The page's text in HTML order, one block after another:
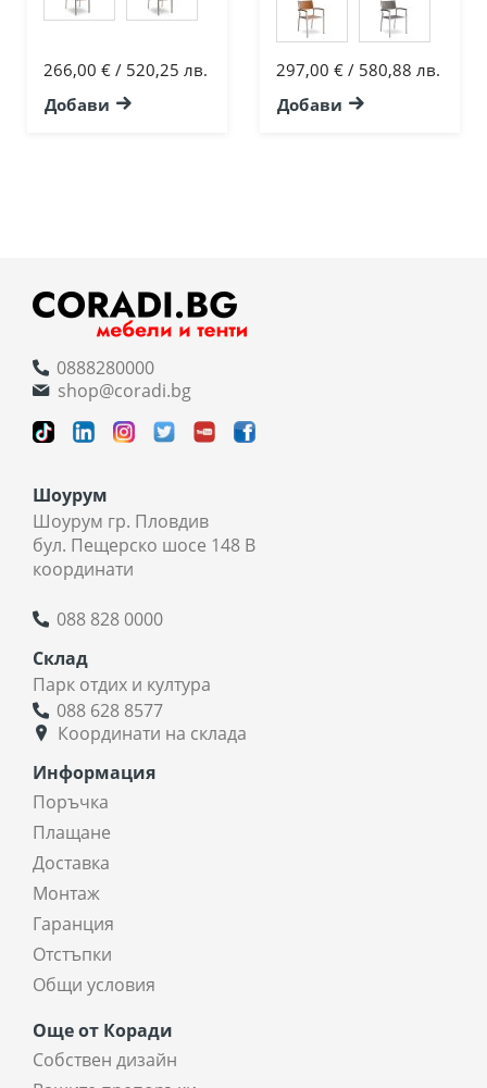
266,00 € / 520,25 лв.
Добави
297,00 € / 580,88 лв.
Добави
0888280000
shop@coradi.bg
Шоурум
Шоурум гр. Пловдив
бул. Пещерско шосе 148 В
координати
088 828 0000
Склад
Парк отдих и култура
088 628 8577
Координати на склада
Информация
Поръчка
Плащане
Доставка
Монтаж
Гаранция
Отстъпки
Общи условия
Още от Коради
Собствен дизайн